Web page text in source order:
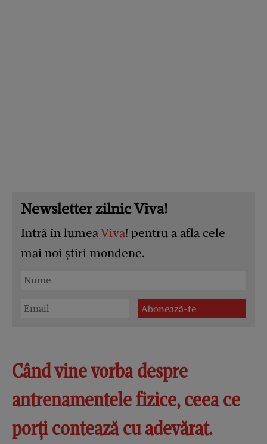
Newsletter zilnic Viva!
Intră în lumeaViva! pentru a afla cele
mai noi știri mondene.
Când vine vorba despre
antrenamentele fizice, ceea ce
porți contează cu adevărat.